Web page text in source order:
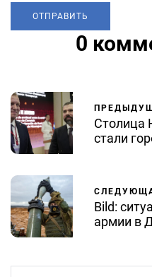
0
Столица
стали
Bild:
армии в